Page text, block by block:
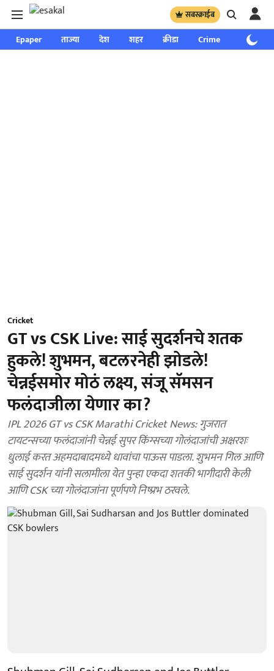
सबस्क्राईब
Epaper ताज्या देश शहर क्रीडा Crime साप्ताहिक
Cricket
GT vs CSK Live: साई सुदर्शनचे शतक
हुकले! शुभमन, बटलरनेही झोडले!
चेन्नईसमोर मोठं लक्ष्य, संजू सॅमसन
फलंदाजीला येणार का?
IPL 2026 GT vs CSK Marathi Cricket News: गुजरात
टायटन्सच्या फलंदाजांनी चेन्नई सुपर किंग्सच्या गोलंदाजांची अक्षरशः
धुलाई करत अहमदाबादमध्ये धावांचा पाऊस पाडला. शुभमन गिल आणि
साई सुदर्शन यांनी सलामीला येत पुन्हा एकदा शतकी भागीदारी केली
आणि CSK च्या गोलंदाजांना पूर्णपणे निष्प्रभ ठरवले.